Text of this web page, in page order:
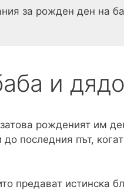
за рожден ден на
и дядо
рожденият им
последния път,
предават истинска